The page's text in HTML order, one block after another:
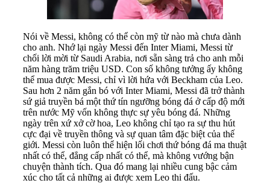
Nói về Messi, không có thể còn mỹ từ nào mà chưa dành
cho anh. Nhớ lại ngày Messi đến Inter Miami, Messi từ
chối lời mời từ Saudi Arabia, nơi sẵn sàng trả cho anh mỗi
năm hàng trăm triệu USD. Con số không tưởng ấy không
thể mua được Messi, chỉ vì lời hứa với Beckham của Leo.
Sau hơn 2 năm gắn bó với Inter Miami, Messi đã trở thành
sứ giả truyền bá một thứ tín ngưỡng bóng đá ở cấp độ mới
trên nước Mỹ vốn không thực sự yêu bóng đá. Những
ngày trên xứ xở cờ hoa, Leo không chỉ tạo ra sự thu hút
cực đại về truyền thông và sự quan tâm đặc biệt của thế
giới. Messi còn luôn thể hiện lối chơi thứ bóng đá ma thuật
nhất có thể, đẳng cấp nhất có thể, mà không vướng bận
chuyện thành tích. Qua đó mang lại nhiều cung bậc cảm
xúc cho tất cả những ai được xem Leo thi đấu.